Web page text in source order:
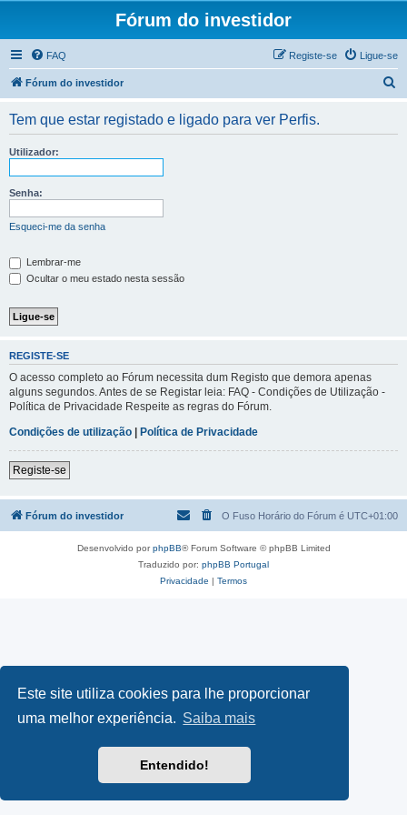
Este site utiliza cookies para lhe proporcionar
uma melhor experiência. Saiba mais
Entendido!
Fórum do investidor
FAQ Ligue-se
Registe-se
Fórum do investidor
Tem que estar registado e ligado para ver Perfis.
Utilizador:
Senha:
Esqueci-me da senha
Lembrar-me
Ocultar o meu estado nesta sessão
REGISTE-SE
O acesso completo ao Fórum necessita dum Registo que demora apenas
alguns segundos. Antes de se Registar leia: FAQ - Condições de Utilização -
Política de Privacidade Respeite as regras do Fórum.
Condições de utilização | Política de Privacidade
Registe-se
Fórum do investidor O Fuso Horário do Fórum é UTC+01:00
Desenvolvido porphpBB® Forum Software © phpBB Limited
Traduzido por: phpBB Portugal
Privacidade | Termos